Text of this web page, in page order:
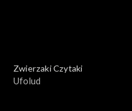
Zwierzaki Czytaki
Ufolud